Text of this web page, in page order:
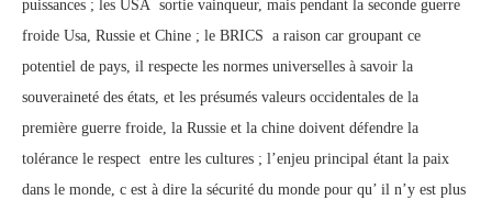
puissances ; les USA sortie vainqueur, mais pendant la seconde guerre
froide Usa, Russie et Chine ; le BRICS a raison car groupant ce
potentiel de pays, il respecte les normes universelles à savoir la
souveraineté des états, et les présumés valeurs occidentales de la
première guerre froide, la Russie et la chine doivent défendre la
tolérance le respect entre les cultures ; l’enjeu principal étant la paix
dans le monde, c est à dire la sécurité du monde pour qu’ il n’y est plus